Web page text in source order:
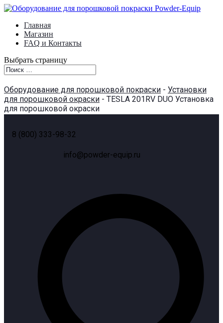
Главная
Магазин
FAQ и Контакты
Выбрать страницу
Оборудование для порошковой покраски - Установки
для порошковой окраски - TESLA 201RV DUO Установка
для порошковой окраски
8 (800) 333-98-32
info@powder-equip.ru